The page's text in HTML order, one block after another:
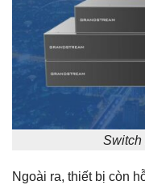
Switch
Ngoài ra, thiết bị còn